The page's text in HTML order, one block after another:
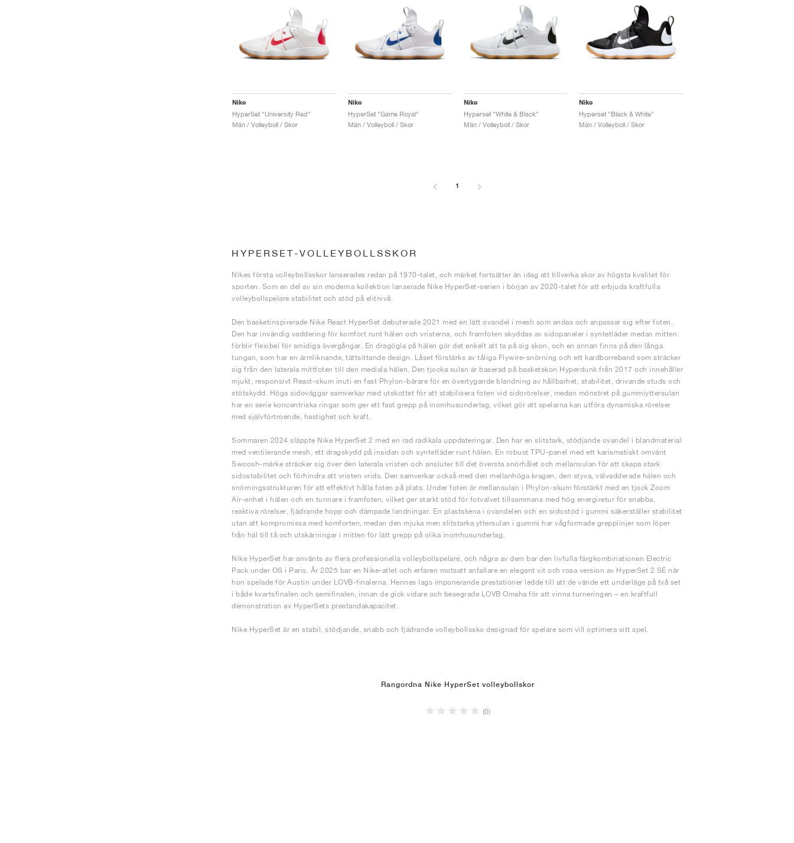
Nike
HyperSet "University Red"
Män / Volleyboll / Skor
Nike
HyperSet "Game Royal"
Män / Volleyboll / Skor
Nike
Hyperset "White & Black"
Män / Volleyboll / Skor
Nike
Hyperset "Black & White"
Män / Volleyboll / Skor
1
HYPERSET-VOLLEYBOLLSSKOR
Nikes första volleybollsskor lanserades redan på 1970-talet, och märket fortsätter än idag att tillverka skor av högsta kvalitet för
sporten. Som en del av sin moderna kollektion lanserade Nike HyperSet-serien i början av 2020-talet för att erbjuda kraftfulla
volleybollspelare stabilitet och stöd på elitnivå.
Den basketinspirerade Nike React HyperSet debuterade 2021 med en lätt ovandel i mesh som andas och anpassar sig efter foten.
Den har invändig vaddering för komfort runt hälen och vristerna, och framfoten skyddas av sidopaneler i syntetläder medan mitten
förblir flexibel för smidiga övergångar. En dragögla på hälen gör det enkelt att ta på sig skon, och en annan finns på den långa
tungan, som har en ärmliknande, tättsittande design. Låset förstärks av tåliga Flywire-snörning och ett kardborreband som sträcker
sig från den laterala mittfoten till den mediala hälen. Den tjocka sulan är baserad på basketskon Hyperdunk från 2017 och innehåller
mjukt, responsivt React-skum inuti en fast Phylon-bärare för en övertygande blandning av hållbarhet, stabilitet, drivande studs och
stötskydd. Höga sidoväggar samverkar med utskottet för att stabilisera foten vid sidorörelser, medan mönstret på gummiyttersulan
har en serie koncentriska ringar som ger ett fast grepp på inomhusunderlag, vilket gör att spelarna kan utföra dynamiska rörelser
med självförtroende, hastighet och kraft.
Sommaren 2024 släppte Nike HyperSet 2 med en rad radikala uppdateringar. Den har en slitstark, stödjande ovandel i blandmaterial
med ventilerande mesh, ett dragskydd på insidan och syntetläder runt hälen. En robust TPU-panel med ett karismatiskt omvänt
Swoosh-märke sträcker sig över den laterala vristen och ansluter till det översta snörhålet och mellansulan för att skapa stark
sidostabilitet och förhindra att vristen vrids. Den samverkar också med den mellanhöga kragen, den styva, välvadderade hälen och
snörningsstrukturen för att effektivt hålla foten på plats. Under foten är mellansulan i Phylon-skum förstärkt med en tjock Zoom
Air-enhet i hälen och en tunnare i framfoten, vilket ger starkt stöd för fotvalvet tillsammans med hög energiretur för snabba,
reaktiva rörelser, fjädrande hopp och dämpade landningar. En plastskena i ovandelen och en sidostöd i gummi säkerställer stabilitet
utan att kompromissa med komforten, medan den mjuka men slitstarka yttersulan i gummi har vågformade grepplinjer som löper
från häl till tå och utskärningar i mitten för lätt grepp på olika inomhusunderlag.
Nike HyperSet har använts av flera professionella volleybollspelare, och några av dem bar den livfulla färgkombinationen Electric
Pack under OS i Paris. År 2025 bar en Nike-atlet och erfaren motsatt anfallare en elegant vit och rosa version av HyperSet 2 SE när
hon spelade för Austin under LOVB-finalerna. Hennes lags imponerande prestationer ledde till att de vände ett underläge på två set
i både kvartsfinalen och semifinalen, innan de gick vidare och besegrade LOVB Omaha för att vinna turneringen – en kraftfull
demonstration av HyperSets prestandakapacitet.
Nike HyperSet är en stabil, stödjande, snabb och fjädrande volleybollssko designad för spelare som vill optimera sitt spel.
Rangordna Nike HyperSet volleybollskor
(0)